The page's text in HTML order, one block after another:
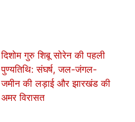
दिशोम गुरु शिबू सोरेन की पहली
पुण्यतिथि: संघर्ष, जल-जंगल-
जमीन की लड़ाई और झारखंड की
अमर विरासत